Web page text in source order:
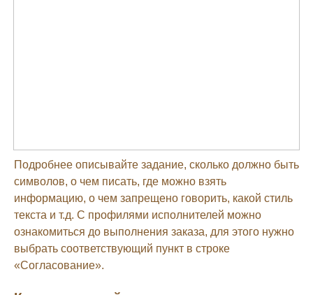
Подробнее описывайте задание, сколько должно быть
символов, о чем писать, где можно взять
информацию, о чем запрещено говорить, какой стиль
текста и т.д. С профилями исполнителей можно
ознакомиться до выполнения заказа, для этого нужно
выбрать соответствующий пункт в строке
«Согласование».